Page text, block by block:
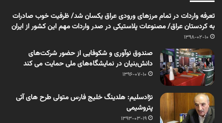
تعرفه واردات در تمام مرزهای ورودی عراق یکسان شد/ ظرفیت خوب صادرات
به کردستان عراق/ مصنوعات پلاستیکی در صدر واردات مهم این کشور از ایران
1398-02-10
صندوق نوآوری و شکوفایی از حضور شرکت‌های
دانش‌بنیان در نمایشگاه‌های ملی حمایت می کند
1396-07-10
نژادسلیم: هلدینگ خلیج فارس متولی طرح های آتی
پتروشیمی
1393-03-19